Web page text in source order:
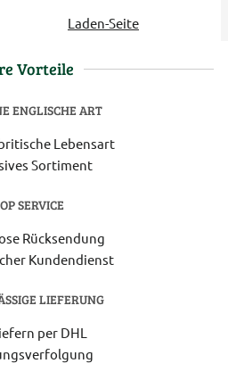
Laden-Seite
Vorteile
ENGLISCHE ART
Lebensart
Sortiment
SERVICE
Rücksendung
Kundendienst
LIEFERUNG
per DHL